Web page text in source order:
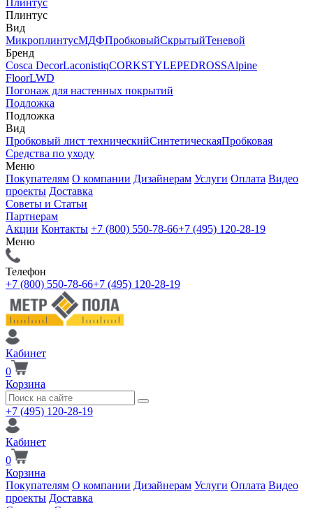
Плинтус
Плинтус
Вид
МикроплинтусМДФПробковыйСкрытыйТеневой
Бренд
Cosca DecorLaconistiqCORKSTYLEPEDROSSAlpine
FloorLWD
Погонаж для настенных покрытий
Подложка
Подложка
Вид
Пробковый лист техническийСинтетическаяПробковая
Средства по уходу
Меню
Покупателям О компании Дизайнерам Услуги Оплата Видео
проекты Доставка
Советы и Статьи
Партнерам
Акции Контакты +7 (800) 550-78-66+7 (495) 120-28-19
Меню
Телефон
+7 (800) 550-78-66+7 (495) 120-28-19
Кабинет
0
Корзина
+7 (495) 120-28-19
Кабинет
0
Корзина
Покупателям О компании Дизайнерам Услуги Оплата Видео
проекты Доставка